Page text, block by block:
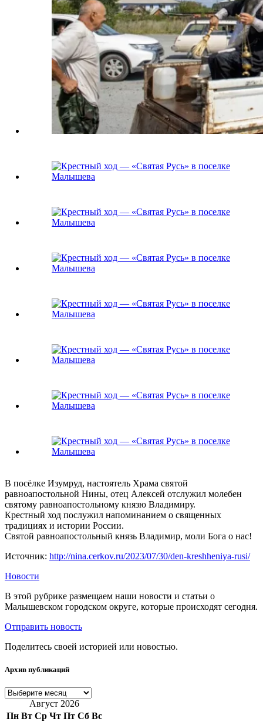
В посёлке Изумруд, настоятель Храма святой
равноапостольной Нины, отец Алексей отслужил молебен
святому равноапостольному князю Владимиру.
Крестный ход послужил напоминанием о священных
традициях и истории России.
Святой равноапостольный князь Владимир, моли Бога о нас!
Источник: http://nina.cerkov.ru/2023/07/30/den-kreshheniya-rusi/
Новости
В этой рубрике размещаем наши новости и статьи о
Малышевском городском округе, которые происходят сегодня.
Отправить новость
Поделитесь своей историей или новостью.
Архив публикаций
Архив
публикаций
Август 2026
Пн Вт Ср Чт Пт Сб Вс